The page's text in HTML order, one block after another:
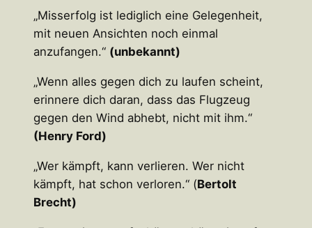
„Misserfolg ist lediglich eine Gelegenheit,
mit neuen Ansichten noch einmal
anzufangen.“ (unbekannt)
„Wenn alles gegen dich zu laufen scheint,
erinnere dich daran, dass das Flugzeug
gegen den Wind abhebt, nicht mit ihm.“
(Henry Ford)
„Wer kämpft, kann verlieren. Wer nicht
kämpft, hat schon verloren.“ (Bertolt
Brecht)